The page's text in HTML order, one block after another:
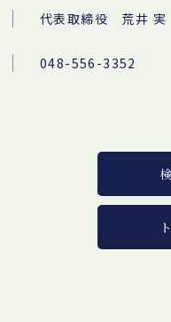
代表取締役 荒井 実
048-556-3352